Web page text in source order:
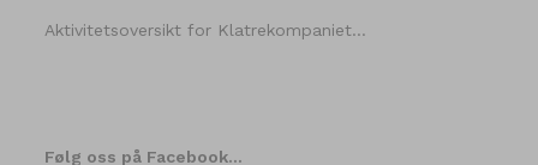
Aktivitetsoversikt for Klatrekompaniet…
Følg oss på Facebook…